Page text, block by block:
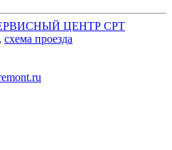
ЦЕНТР СРТ
, cхема проезда